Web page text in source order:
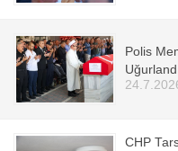
Polis
CHP